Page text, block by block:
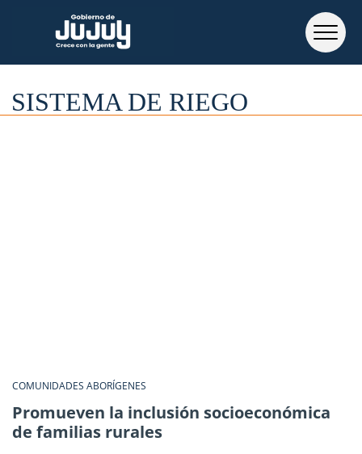
SISTEMA DE RIEGO
COMUNIDADES ABORÍGENES
Promueven la inclusión socioeconómica
de familias rurales